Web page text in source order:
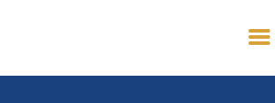
HAOLAM